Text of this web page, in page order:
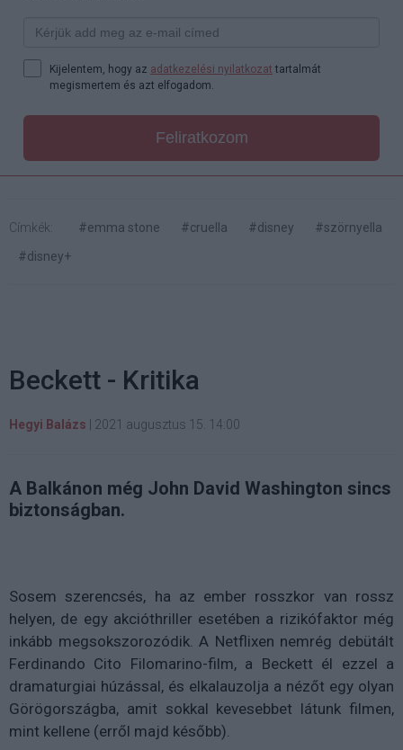
Kijelentem, hogy az adatkezelési nyilatkozat tartalmát
megismertem és azt elfogadom.
Feliratkozom
Címkék: #emma stone #cruella #disney
#szörnyella
#disney+
Beckett - Kritika
Hegyi Balázs | 2021 augusztus 15. 14:00
A Balkánon még John David Washington sincs
biztonságban.
Sosem szerencsés, ha az ember rosszkor van rossz
helyen, de egy akcióthriller esetében a rizikófaktor még
inkább megsokszorozódik. A Netflixen nemrég debütált
Ferdinando Cito Filomarino-film, a Beckett él ezzel a
dramaturgiai húzással, és elkalauzolja a nézőt egy olyan
Görögországba, amit sokkal kevesebbet látunk filmen,
mint kellene (erről majd később).